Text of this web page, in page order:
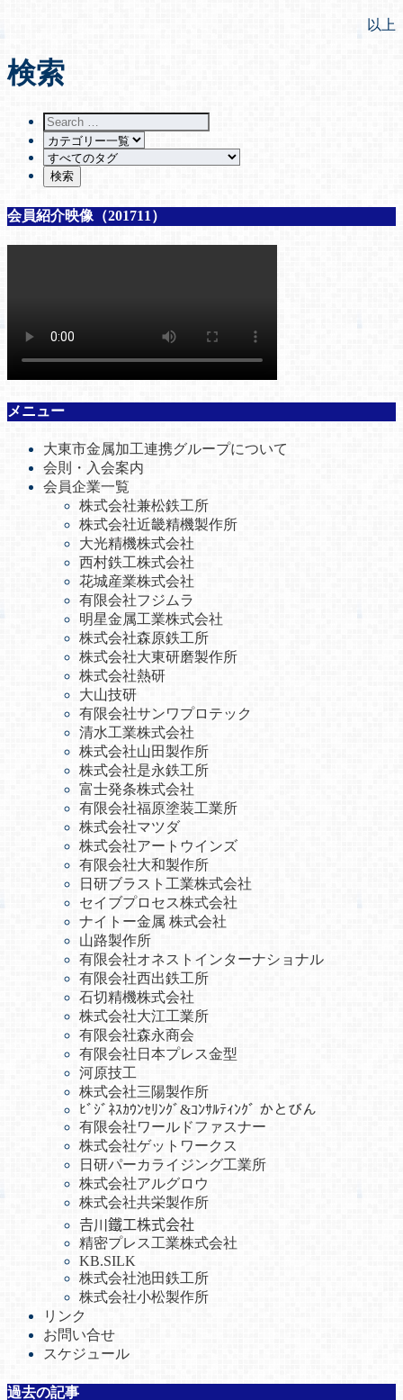
以上
検索
会員紹介映像（201711）
メニュー
大東市金属加工連携グループについて
会則・入会案内
会員企業一覧
株式会社兼松鉄工所
株式会社近畿精機製作所
大光精機株式会社
西村鉄工株式会社
花城産業株式会社
有限会社フジムラ
明星金属工業株式会社
株式会社森原鉄工所
株式会社大東研磨製作所
株式会社熱研
大山技研
有限会社サンワプロテック
清水工業株式会社
株式会社山田製作所
株式会社是永鉄工所
富士発条株式会社
有限会社福原塗装工業所
株式会社マツダ
株式会社アートウインズ
有限会社大和製作所
日研ブラスト工業株式会社
セイブプロセス株式会社
ナイトー金属 株式会社
山路製作所
有限会社オネストインターナショナル
有限会社西出鉄工所
石切精機株式会社
株式会社大江工業所
有限会社森永商会
有限会社日本プレス金型
河原技工
株式会社三陽製作所
ﾋﾞｼﾞﾈｽｶｳﾝｾﾘﾝｸﾞ&ｺﾝｻﾙﾃｨﾝｸﾞ かとびん
有限会社ワールドファスナー
株式会社ゲットワークス
日研パーカライジング工業所
株式会社アルグロウ
株式会社共栄製作所
𠮷川鐵工株式会社
精密プレス工業株式会社
KB.SILK
株式会社池田鉄工所
株式会社小松製作所
リンク
お問い合せ
スケジュール
過去の記事